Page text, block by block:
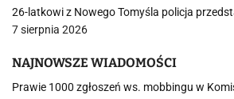
26-latkowi z Nowego Tomyśla policja
7 sierpnia 2026
NAJNOWSZE WIADOMOŚCI
Prawie 1000 zgłoszeń ws. mobbingu w